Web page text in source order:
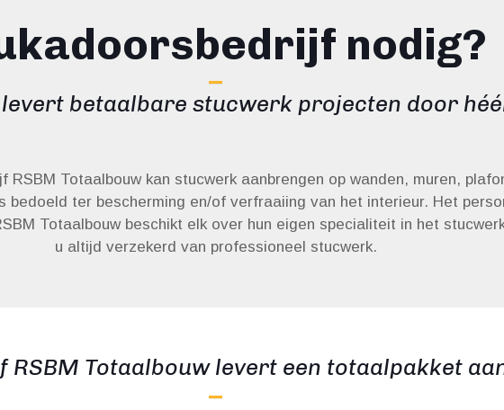
nodig?
betaalbare stucwerk projecten door
RSBM Totaalbouw kan stucwerk aanbrengen op wanden, muren,
bedoeld ter bescherming en/of verfraaiing van het interieur. Het
Totaalbouw beschikt elk over hun eigen specialiteit in het
u altijd verzekerd van professioneel stucwerk.
Totaalbouw levert een totaalpakket